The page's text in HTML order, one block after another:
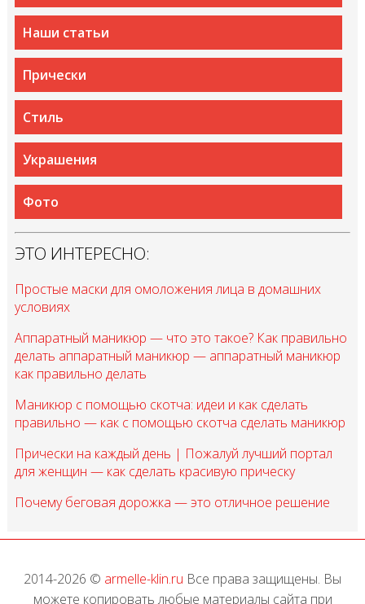
Наши статьи
Прически
Стиль
Украшения
Фото
ЭТО ИНТЕРЕСНО:
Простые маски для омоложения лица в домашних
условиях
Аппаратный маникюр — что это такое? Как правильно
делать аппаратный маникюр — аппаратный маникюр
как правильно делать
Маникюр с помощью скотча: идеи и как сделать
правильно — как с помощью скотча сделать маникюр
Прически на каждый день | Пожалуй лучший портал
для женщин — как сделать красивую прическу
Почему беговая дорожка — это отличное решение
2014-2026 © armelle-klin.ru Все права защищены. Вы
можете копировать любые материалы сайта при